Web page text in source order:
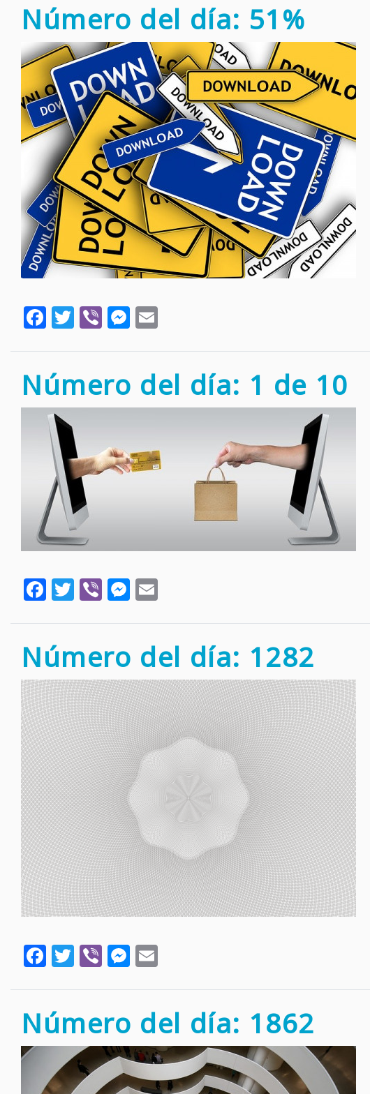
Número del día: 51%
Facebook
Twitter
ViberMessenger
Número del día: 1 de 10
Facebook
Twitter
ViberMessenger
Número del día: 1282
Facebook
Twitter
ViberMessenger
Número del día: 1862